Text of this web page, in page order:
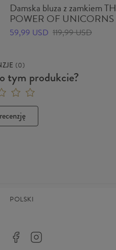
Damska bluza z zamkiem
POWER OF UNICORNS
59,99 USD 119,99 USD
(0)
tym produkcie?
POLSKI